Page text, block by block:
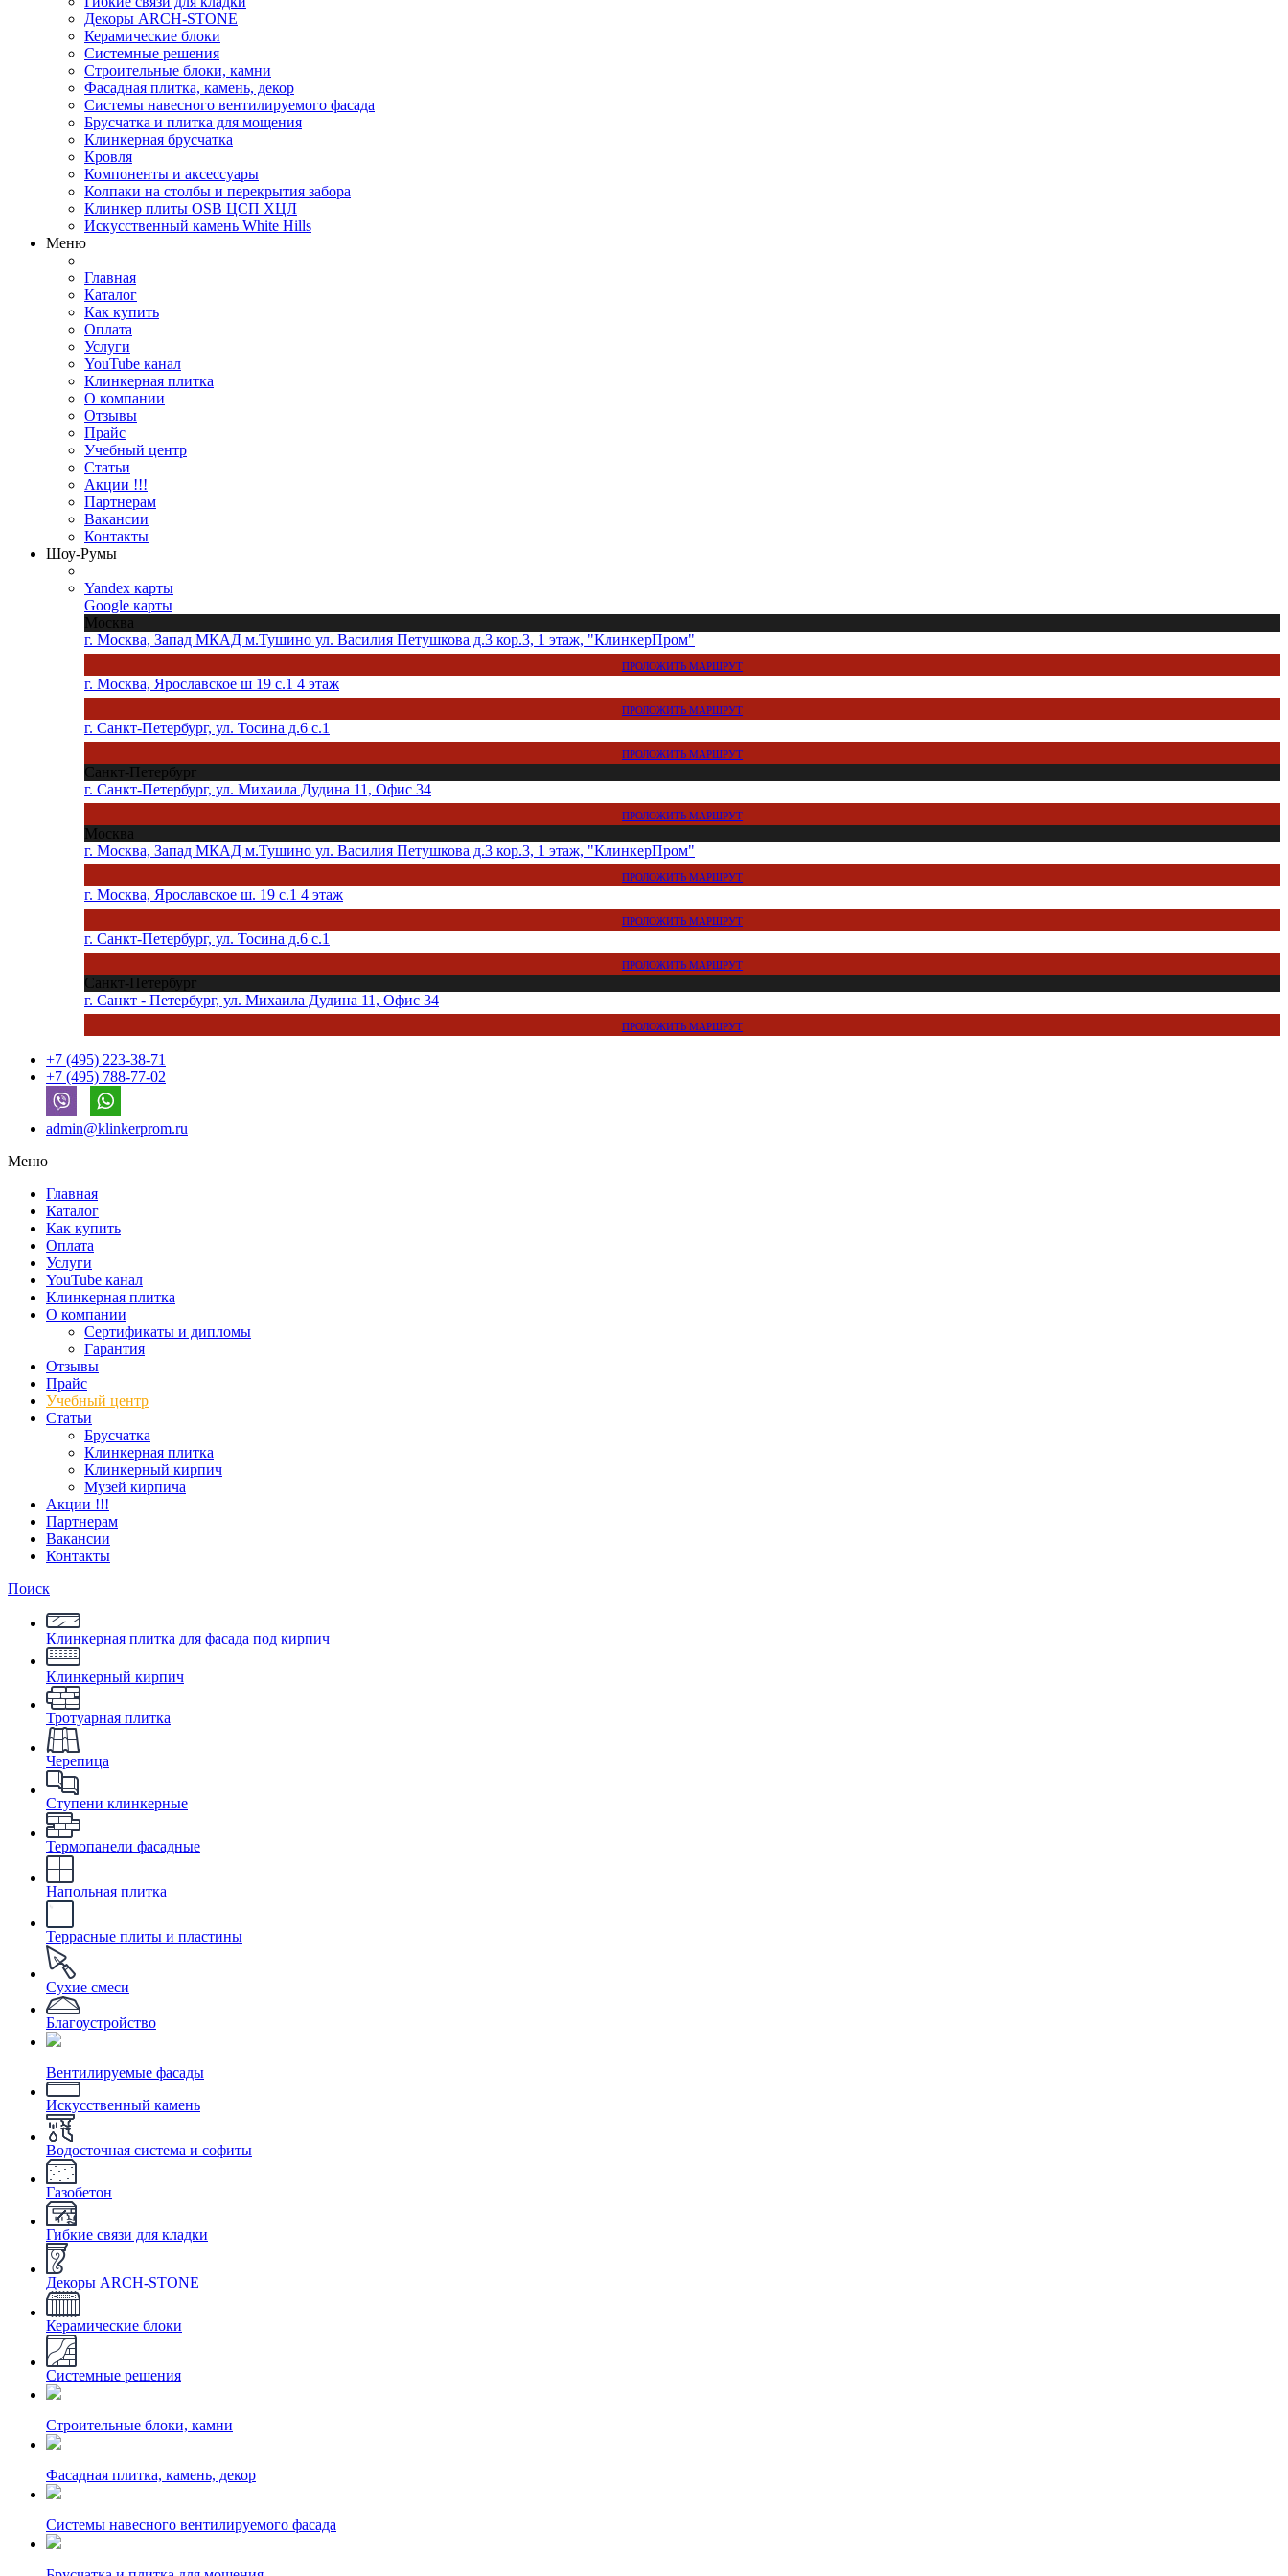
Декоры ARCH-STONE
Керамические блоки
Системные решения
Строительные блоки, камни
Фасадная плитка, камень, декор
Системы навесного вентилируемого фасада
Брусчатка и плитка для мощения
Клинкерная брусчатка
Кровля
Компоненты и аксессуары
Колпаки на столбы и перекрытия забора
Клинкер плиты OSB ЦСП ХЦЛ
Искусственный камень White Hills
Меню
Главная
Каталог
Как купить
Оплата
Услуги
YouTube канал
Клинкерная плитка
О компании
Отзывы
Прайс
Учебный центр
Статьи
Акции !!!
Партнерам
Вакансии
Контакты
Шоу-Румы
Yandex карты
Google карты
Москва
г. Москва, Запад МКАД м.Тушино ул. Василия Петушкова д.3 кор.3, 1 этаж, "КлинкерПром"
ПРОЛОЖИТЬ МАРШРУТ
г. Москва, Ярославское ш 19 с.1 4 этаж
ПРОЛОЖИТЬ МАРШРУТ
г. Санкт-Петербург, ул. Тосина д.6 с.1
ПРОЛОЖИТЬ МАРШРУТ
Санкт-Петербург
г. Санкт-Петербург, ул. Михаила Дудина 11, Офис 34
ПРОЛОЖИТЬ МАРШРУТ
Москва
г. Москва, Запад МКАД м.Тушино ул. Василия Петушкова д.3 кор.3, 1 этаж, "КлинкерПром"
ПРОЛОЖИТЬ МАРШРУТ
г. Москва, Ярославское ш. 19 с.1 4 этаж
ПРОЛОЖИТЬ МАРШРУТ
г. Санкт-Петербург, ул. Тосина д.6 с.1
ПРОЛОЖИТЬ МАРШРУТ
Санкт-Петербург
г. Санкт - Петербург, ул. Михаила Дудина 11, Офис 34
ПРОЛОЖИТЬ МАРШРУТ
+7 (495) 223-38-71
+7 (495) 788-77-02
admin@klinkerprom.ru
Меню
Главная
Каталог
Как купить
Оплата
Услуги
YouTube канал
Клинкерная плитка
О компании
Сертификаты и дипломы
Гарантия
Отзывы
Прайс
Учебный центр
Статьи
Брусчатка
Клинкерная плитка
Клинкерный кирпич
Музей кирпича
Акции !!!
Партнерам
Вакансии
Контакты
Поиск
Клинкерная плитка для фасада под кирпич
Клинкерный кирпич
Тротуарная плитка
Черепица
Ступени клинкерные
Термопанели фасадные
Напольная плитка
Террасные плиты и пластины
Сухие смеси
Благоустройство
Вентилируемые фасады
Искусственный камень
Водосточная система и софиты
Газобетон
Гибкие связи для кладки
Декоры ARCH-STONE
Керамические блоки
Системные решения
Строительные блоки, камни
Фасадная плитка, камень, декор
Системы навесного вентилируемого фасада